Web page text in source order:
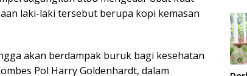
laki-laki tersebut berupa kopi kemasan
akan berdampak buruk bagi kesehatan
Pol Harry Goldenhardt, dalam
«